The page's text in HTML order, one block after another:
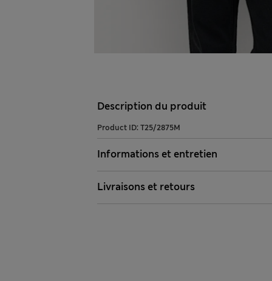
Description du produit
Product ID: T25/2875M
Informations et entretien
Livraisons et retours